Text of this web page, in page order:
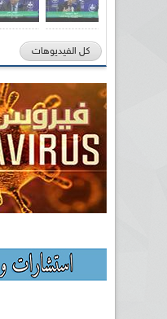
كل الفيديوهات